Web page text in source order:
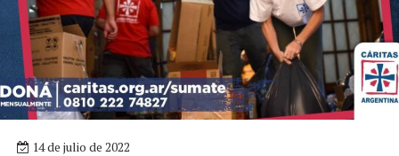
14 de julio de 2022